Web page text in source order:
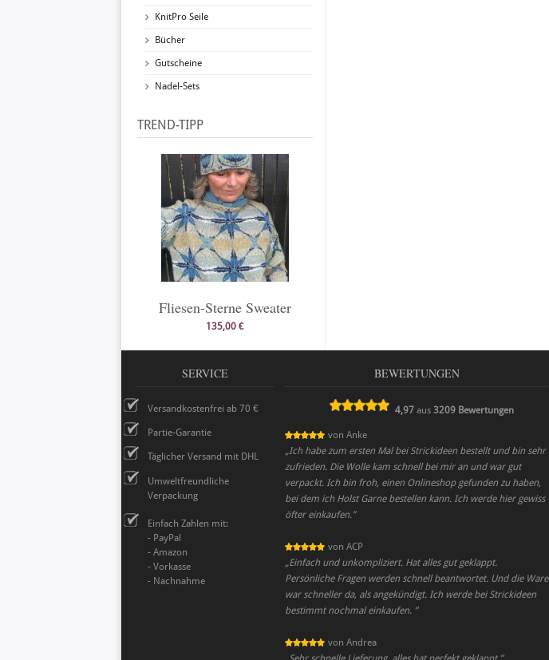
KnitPro Seile
Bücher
Gutscheine
Nadel-Sets
TREND-TIPP
Fliesen-Sterne Sweater
135,00 €
SERVICE
Versandkostenfrei ab 70 €
Partie-Garantie
Täglicher Versand mit DHL
Umweltfreundliche
Verpackung
Einfach Zahlen mit:
- PayPal
- Amazon
- Vorkasse
- Nachnahme
BEWERTUNGEN
4,97 aus3209 Bewertungen
von Anke
„Ich habe zum ersten Mal bei Strickideen bestellt und bin sehr
zufrieden. Die Wolle kam schnell bei mir an und war gut
verpackt. Ich bin froh, einen Onlineshop gefunden zu haben,
bei dem ich Holst Garne bestellen kann. Ich werde hier gewiss
öfter einkaufen.”
von ACP
„Einfach und unkompliziert. Hat alles gut geklappt.
Persönliche Fragen werden schnell beantwortet. Und die Ware
war schneller da, als angekündigt. Ich werde bei Strickideen
bestimmt nochmal einkaufen. ”
von Andrea